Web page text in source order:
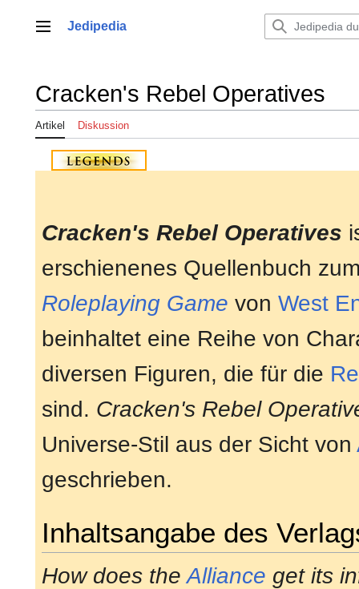
springenHauptmenü
Jedipedia
Cracken's Rebel Operatives
Artikel Diskussion
Cracken's Rebel Operatives
erschienenes Quellenbuch
Roleplaying Game von West
beinhaltet eine Reihe von
diversen Figuren, die für die
sind. Cracken's Rebel
Universe-Stil aus der Sicht von
geschrieben.
Inhaltsangabe des
How does theAlliance get its